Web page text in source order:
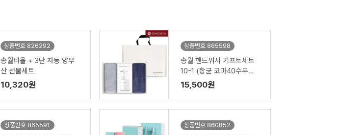
상품번호 826292
송월타올 + 3단 자동 양우
산 선물세트
10,320원
상품번호 865598
송월 핸드워시 기프트세트
10-1 (항균 코마40수무지
180g 2P + 생활공작소25
0ml 1P)
15,500원
상품번호 865591 상품번호 860852